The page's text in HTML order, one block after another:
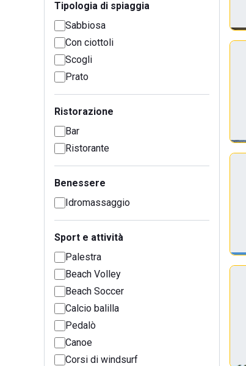
Tipologia di spiaggia
Sabbiosa
Con ciottoli
Scogli
Prato
Ristorazione
Bar
Ristorante
Benessere
Idromassaggio
Sport e attività
Palestra
Beach Volley
Beach Soccer
Calcio balilla
Pedalò
Canoe
Corsi di windsurf